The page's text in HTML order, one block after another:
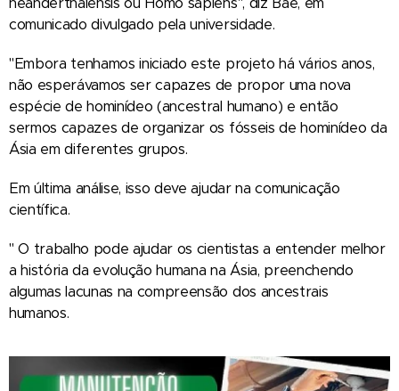
comunicado divulgado pela universidade.
"Embora tenhamos iniciado este projeto há vários anos,
não esperávamos ser capazes de propor uma nova
espécie de hominídeo (ancestral humano) e então
sermos capazes de organizar os fósseis de hominídeo da
Ásia em diferentes grupos.
Em última análise, isso deve ajudar na comunicação
científica.
" O trabalho pode ajudar os cientistas a entender melhor
a história da evolução humana na Ásia, preenchendo
algumas lacunas na compreensão dos ancestrais
humanos.